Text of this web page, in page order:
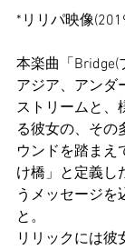
*リリパ映像
本楽曲「Bridge(
アジア、アンダ
ストリームと、
る彼女の、その
ウンドを踏まえ
け橋」と定義し
うメッセージを
と。
リリックには彼